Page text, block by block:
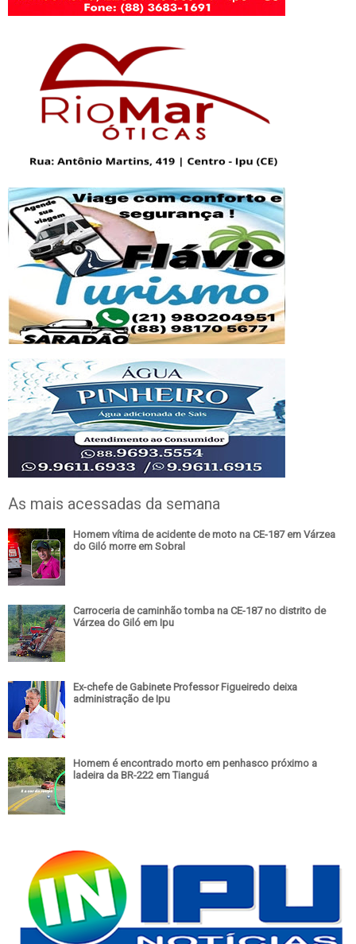
As mais acessadas da semana
Homem vítima de acidente de moto na CE-187 em Várzea
do Giló morre em Sobral
Carroceria de caminhão tomba na CE-187 no distrito de
Várzea do Giló em Ipu
Ex-chefe de Gabinete Professor Figueiredo deixa
administração de Ipu
Homem é encontrado morto em penhasco próximo a
ladeira da BR-222 em Tianguá